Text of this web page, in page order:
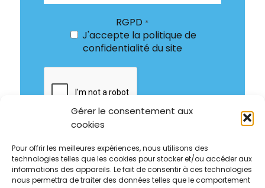
Gérer le consentement aux
cookies
Pour offrir les meilleures expériences, nous utilisons des
technologies telles que les cookies pour stocker et/ou accéder aux
informations des appareils. Le fait de consentir à ces technologies
nous permettra de traiter des données telles que le comportement
RGPD *
J'accepte la politique de
confidentialitédu site